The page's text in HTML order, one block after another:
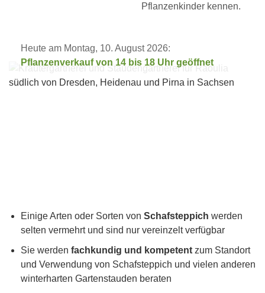
Pflanzenkinder kennen.
Heute am Montag, 10. August 2026:
Pflanzenverkauf von 14 bis 18 Uhr geöffnet
Einige Arten oder Sorten von Schafsteppich werden
selten vermehrt und sind nur vereinzelt verfügbar
Sie werden fachkundig und kompetent zum Standort
und Verwendung von Schafsteppich und vielen anderen
winterharten Gartenstauden beraten